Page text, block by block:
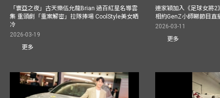
「寰亞之夜」古天樂伍允龍Brian 過百紅星名導雲
集 重頭劇「重案解密」拉隊捧場 CoolStyle美女晒
冷
2026-03-19
更多
連家穎加入《足球女將
相約GenZ小師睇節目直
2026-03-11
更多